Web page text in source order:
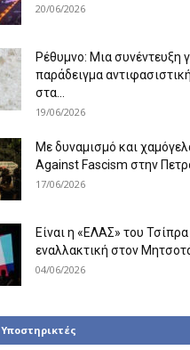
20/06/2026
Ρέθυμνο: Μια συνέντευξη
παράδειγμα
στα...
19/06/2026
Με δυναμισμό και
Against Fascism στην
17/06/2026
Είναι η «ΕΛΑΣ» του
εναλλακτική στον
04/06/2026
Υποστηρικτές